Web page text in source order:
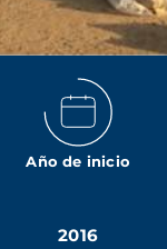
Año de inicio
2016